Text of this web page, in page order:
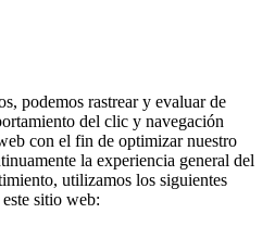
podemos rastrear y evaluar de
del clic y navegación
con el fin de optimizar nuestro
la experiencia general del
utilizamos los siguientes
sitio web: